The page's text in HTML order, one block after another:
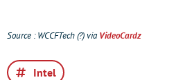
Source : WCCFTech (?) viaVideoCardz
Intel